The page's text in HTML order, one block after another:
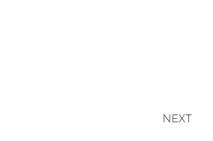
NEXT